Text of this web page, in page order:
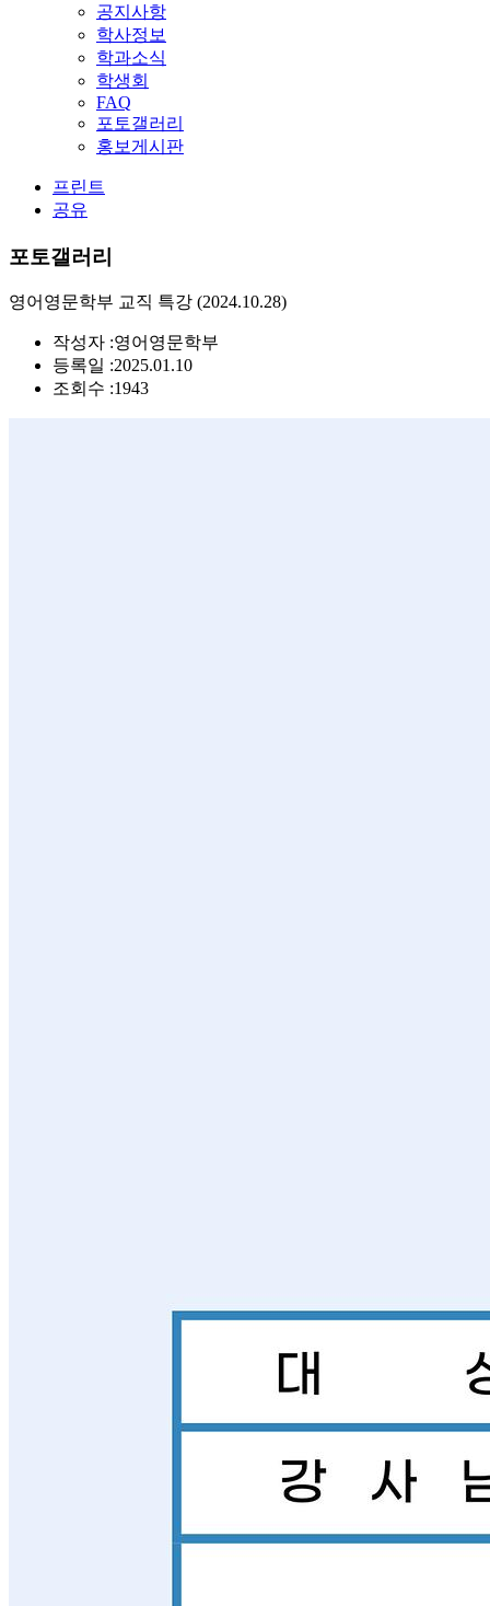
공지사항
학사정보
학과소식
학생회
FAQ
포토갤러리
홍보게시판
프린트
공유
포토갤러리
영어영문학부 교직 특강 (2024.10.28)
작성자 :영어영문학부
등록일 :2025.01.10
조회수 :1943